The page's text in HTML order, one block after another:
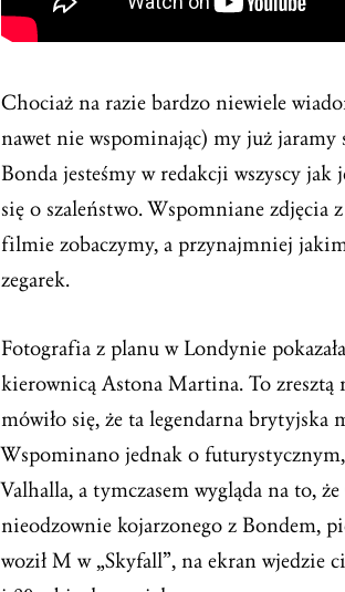
Chociaż na razie bardzo niewiele
nawet nie wspominając) my już jaramy
Bonda jesteśmy w redakcji wszyscy jak
się o szaleństwo. Wspomniane zdjęcia
filmie zobaczymy, a przynajmniej
zegarek.
Fotografia z planu w Londynie
kierownicą Astona Martina. To zresztą
mówiło się, że ta legendarna
Wspominano jednak o
Valhalla, a tymczasem wygląda na to,
nieodzownie kojarzonego z Bondem,
woził M w „Skyfall”, na ekran wjedzie